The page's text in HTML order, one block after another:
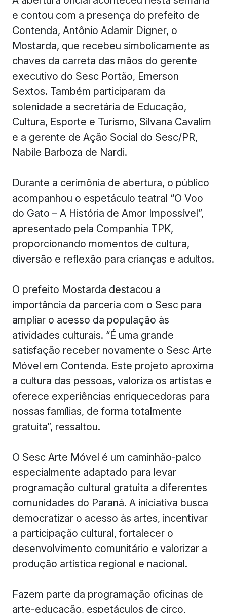
e contou com a presença do prefeito de
Contenda, Antônio Adamir Digner, o
Mostarda, que recebeu simbolicamente as
chaves da carreta das mãos do gerente
executivo do Sesc Portão, Emerson
Sextos. Também participaram da
solenidade a secretária de Educação,
Cultura, Esporte e Turismo, Silvana Cavalim
e a gerente de Ação Social do Sesc/PR,
Nabile Barboza de Nardi.
Durante a cerimônia de abertura, o público
acompanhou o espetáculo teatral “O Voo
do Gato – A História de Amor Impossível”,
apresentado pela Companhia TPK,
proporcionando momentos de cultura,
diversão e reflexão para crianças e adultos.
O prefeito Mostarda destacou a
importância da parceria com o Sesc para
ampliar o acesso da população às
atividades culturais. “É uma grande
satisfação receber novamente o Sesc Arte
Móvel em Contenda. Este projeto aproxima
a cultura das pessoas, valoriza os artistas e
oferece experiências enriquecedoras para
nossas famílias, de forma totalmente
gratuita”, ressaltou.
O Sesc Arte Móvel é um caminhão-palco
especialmente adaptado para levar
programação cultural gratuita a diferentes
comunidades do Paraná. A iniciativa busca
democratizar o acesso às artes, incentivar
a participação cultural, fortalecer o
desenvolvimento comunitário e valorizar a
produção artística regional e nacional.
Fazem parte da programação oficinas de
arte-educação, espetáculos de circo,